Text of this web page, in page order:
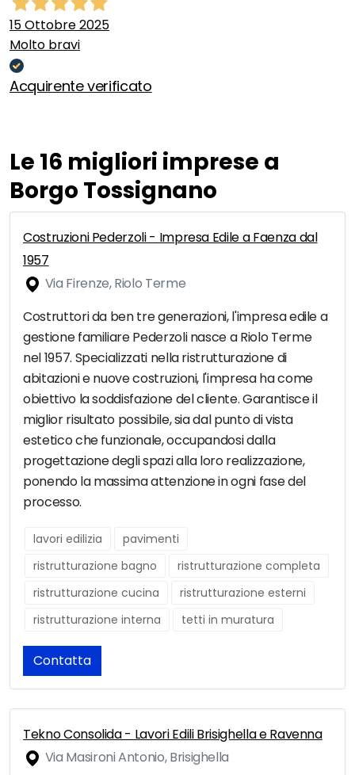
15 Ottobre 2025
Molto bravi
Acquirente verificato
Le 16 migliori imprese a
Borgo Tossignano
Costruzioni Pederzoli - Impresa Edile a Faenza dal
1957
Via Firenze, Riolo Terme
Costruttori da ben tre generazioni, l'impresa edile a
gestione familiare Pederzoli nasce a Riolo Terme
nel 1957. Specializzati nella ristrutturazione di
abitazioni e nuove costruzioni, l'impresa ha come
obiettivo la soddisfazione del cliente. Garantisce il
miglior risultato possibile, sia dal punto di vista
estetico che funzionale, occupandosi dalla
progettazione degli spazi alla loro realizzazione,
ponendo la massima attenzione in ogni fase del
processo.
lavori edilizia
pavimenti
ristrutturazione bagno
ristrutturazione completa
ristrutturazione cucina
ristrutturazione esterni
ristrutturazione interna
tetti in muratura
Contatta
Tekno Consolida - Lavori Edili Brisighella e Ravenna
Via Masironi Antonio, Brisighella